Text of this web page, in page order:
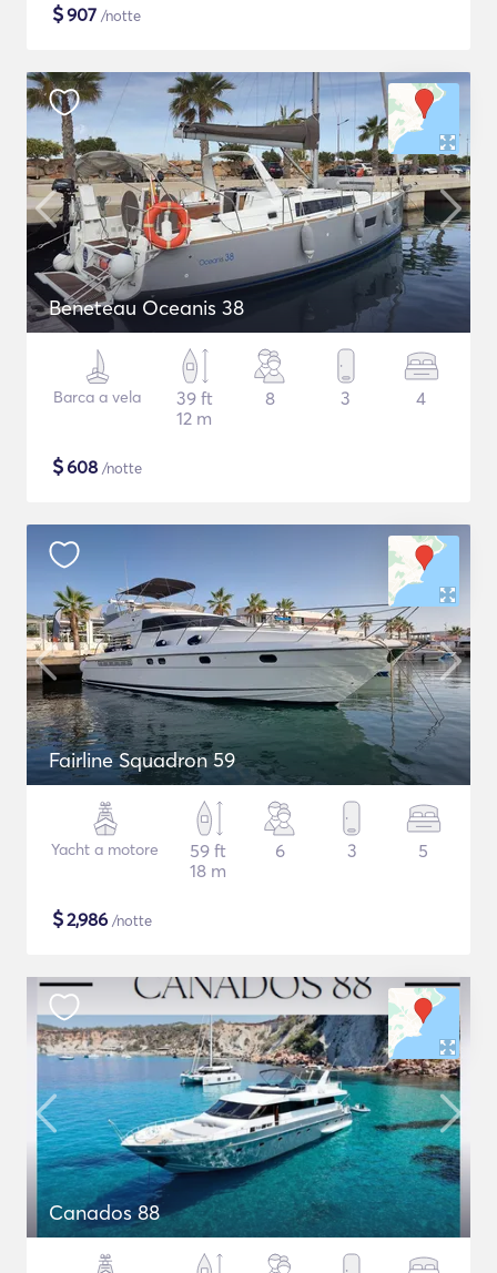
$907 /notte
Beneteau Oceanis 38
Barca a vela
39 ft
12 m
8 3 4
$608 /notte
Fairline Squadron 59
Yacht a motore
59 ft
18 m
6 3 5
$2,986 /notte
Canados 88